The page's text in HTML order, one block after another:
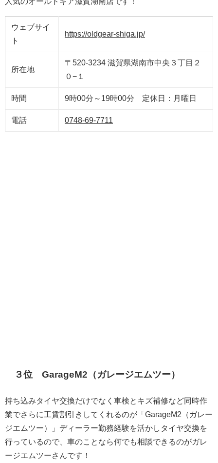
ウェブサイ
ト
https://oldgear-shiga.jp/
所在地
〒520-3234 滋賀県湖南市中央３丁目２
０−１
時間 9時00分～19時00分 定休日：月曜日
電話 0748-69-7711
３位 GarageM2（ガレージエムツー）
持ち込みタイヤ交換だけでなく車検とキズ補修など同時作
業でさらに工賃割引きしてくれるのが「GarageM2（ガレー
ジエムツー）」ディーラー勤務経験を活かしタイヤ交換を
行っているので、車のことなら何でも相談できるのがガレ
ージエムツーさんです！